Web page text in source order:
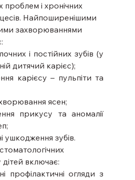
і хронічних
Найпоширенішими
захворюваннями
і постійних зубів (у
дитячий карієс);
карієсу – пульпіти та
ясен;
прикусу та аномалії
ушкодження зубів.
включає:
профілактичні огляди з